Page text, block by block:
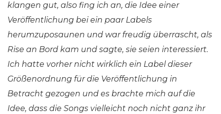
klangen gut, also fing ich an, die Idee einer
Veröffentlichung bei ein paar Labels
herumzuposaunen und war freudig überrascht, als
Rise an Bord kam und sagte, sie seien interessiert.
Ich hatte vorher nicht wirklich ein Label dieser
Größenordnung für die Veröffentlichung in
Betracht gezogen und es brachte mich auf die
Idee, dass die Songs vielleicht noch nicht ganz ihr